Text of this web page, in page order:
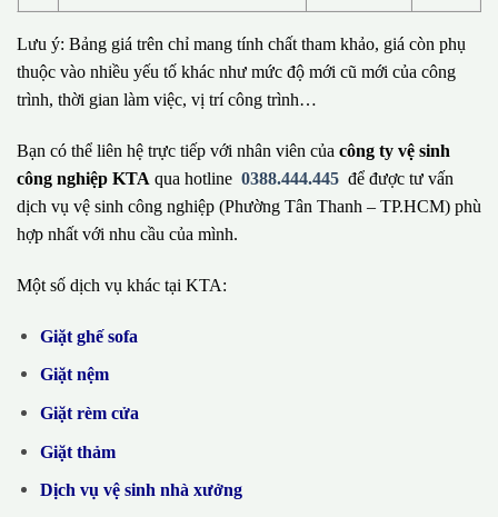
Lưu ý: Bảng giá trên chỉ mang tính chất tham khảo, giá còn phụ
thuộc vào nhiều yếu tố khác như mức độ mới cũ mới của công
trình, thời gian làm việc, vị trí công trình…
Bạn có thể liên hệ trực tiếp với nhân viên của công ty vệ sinh
công nghiệp KTA qua hotline 0388.444.445 để được tư vấn
dịch vụ vệ sinh công nghiệp (Phường Tân Thanh – TP.HCM) phù
hợp nhất với nhu cầu của mình.
Một số dịch vụ khác tại KTA:
Giặt ghế sofa
Giặt nệm
Giặt rèm cửa
Giặt thảm
Dịch vụ vệ sinh nhà xưởng